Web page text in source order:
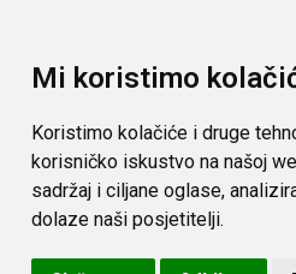
Mi koristimo
Koristimo kolačiće i druge
korisničko iskustvo na našoj
sadržaj i ciljane oglase,
dolaze naši posjetitelji.
Zadar